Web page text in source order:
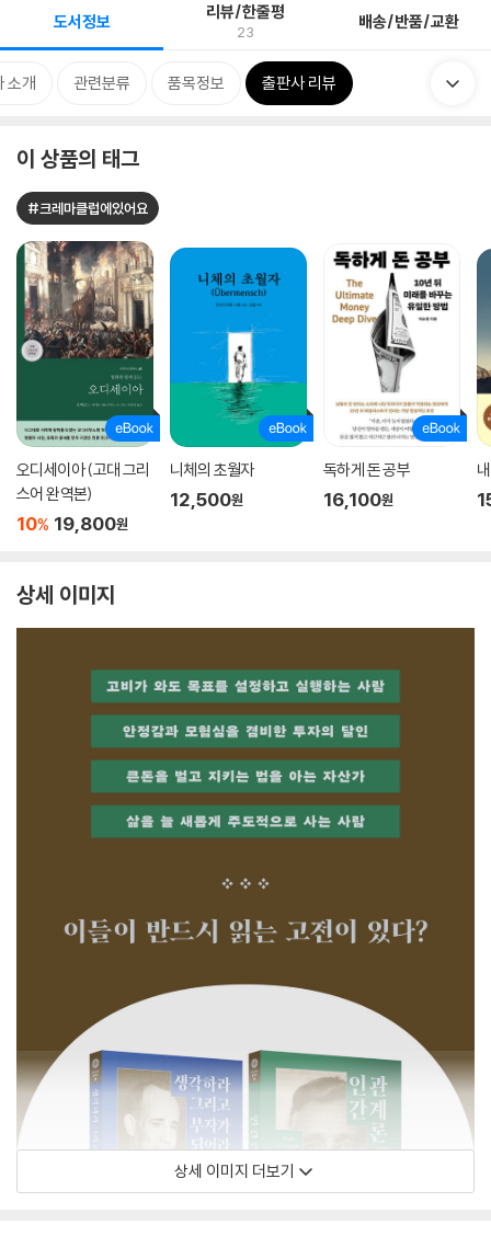
도서정보 리뷰/한줄평
23 배송/반품/교환
소개 관련분류 품목정보 출판사 리뷰
이 상품의 태그
#크레마클럽에있어요
오디세이아 (고대 그리
스어 완역본)
10% 19,800원
니체의 초월자
12,500원
독하게 돈 공부
16,100원
상세 이미지
상세 이미지 더보기